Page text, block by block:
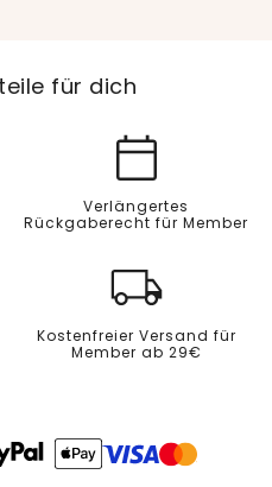
für dich
Verlängertes
Rückgaberecht für Member
Kostenfreier Versand für
Member ab 29€